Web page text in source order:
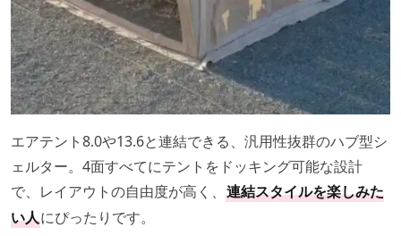
エアテント8.0や13.6と連結できる、汎用性抜群のハブ型シ
ェルター。4面すべてにテントをドッキング可能な設計
で、レイアウトの自由度が高く、
連結スタイルを楽しみた
い人にぴったりです。